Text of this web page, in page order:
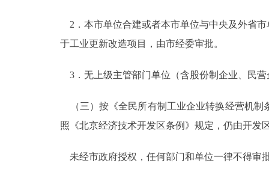
2．本市单位合建或者本市单位与中央及外省
于工业更新改造项目，由市经委审批。
3．无上级主管部门单位（含股份制企业、民
（三）按《全民所有制工业企业转换经营机制
照《北京经济技术开发区条例》规定，仍由开发
未经市政府授权，任何部门和单位一律不得审